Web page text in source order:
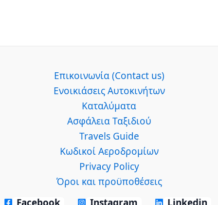
Επικοινωνία (Contact us)
Ενοικιάσεις Αυτοκινήτων
Καταλύματα
Ασφάλεια Ταξιδιού
Travels Guide
Κωδικοί Αεροδρομίων
Privacy Policy
Όροι και προϋποθέσεις
Facebook
Instagram Linkedin